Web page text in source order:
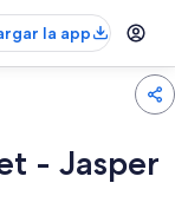
la app
- Jasper